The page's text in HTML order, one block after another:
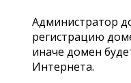
Администратор
регистрацию
иначе домен
Интернета.